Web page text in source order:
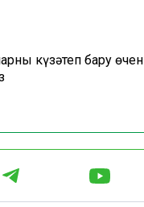
күзәтеп бару өчен